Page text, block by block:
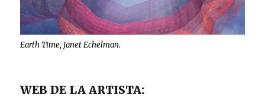
Earth Time, Janet Echelman.
WEB DE LA ARTISTA: